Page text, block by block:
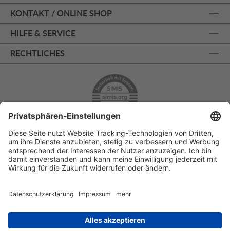
KONTAKT / ONLINE SHOP
HILFE & SERVICE
RECHTLICHES
ÜBER 125 JAHRE AM PRINZIPALMARKT
PERSÖNLICHE BERATUNG
KOSTENLOSER RÜCKVERSAND